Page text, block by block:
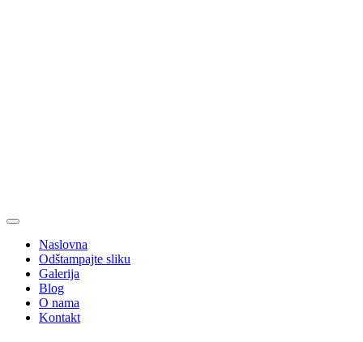
Naslovna
Odštampajte sliku
Galerija
Blog
O nama
Kontakt